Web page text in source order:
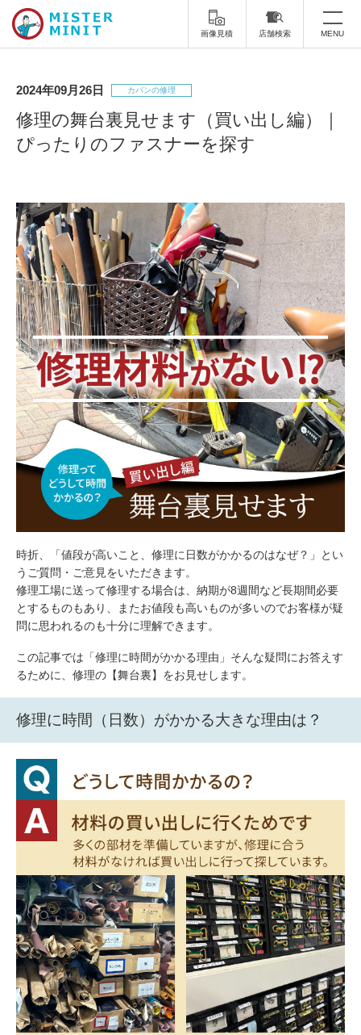
画像見積 店舗検索 MENU
修理サービス・料金
スニーカー修理 靴磨き
カバンの修理 時計修理・電池交換
傘修理 合鍵の作製
印鑑・はんこの作製 ダビング
包丁研ぎ 杖先の修理
店舗を探す
オンライン修理見積もりサービス（配送修理）
よくあるご質問
お問い合わせ
採用情報
CLOSE
2024年09月26日 カバンの修理
修理の舞台裏見せます（買い出し編）｜
ぴったりのファスナーを探す
時折、「値段が高いこと、修理に日数がかかるのはなぜ？」とい
うご質問・ご意見をいただきます。
修理工場に送って修理する場合は、納期が8週間など長期間必要
とするものもあり、またお値段も高いものが多いのでお客様が疑
問に思われるのも十分に理解できます。
この記事では「修理に時間がかかる理由」そんな疑問にお答えす
るために、修理の【舞台裏】をお見せします。
修理に時間（日数）がかかる大きな理由は？